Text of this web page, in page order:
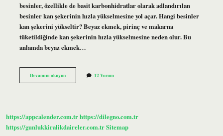
besinler, özellikle de basit karbonhidratlar olarak adlandırılan
besinler kan şekerinin hızla yükselmesine yol açar. Hangi besinler
kan şekerini yükseltir? Beyaz ekmek, pirinç ve makarna
tüketildiğinde kan şekerinin hızla yükselmesine neden olur. Bu
anlamda beyaz ekmek…
Devamını okuyunKan
Şekerini
12 Yorum
https://appcalender.com.trhttps://dilegno.com.tr
https://gunlukkiralikdaireler.com.trSitemap